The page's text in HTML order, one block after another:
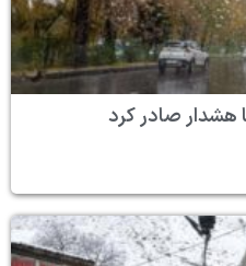
هشدار صادر کرد